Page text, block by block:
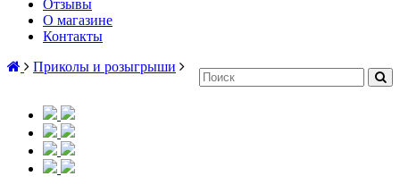
Отзывы
О магазине
Контакты
Приколы и розыгрыши